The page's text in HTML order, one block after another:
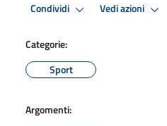
Condividi Vedi azioni
Categorie:
Sport
Argomenti: